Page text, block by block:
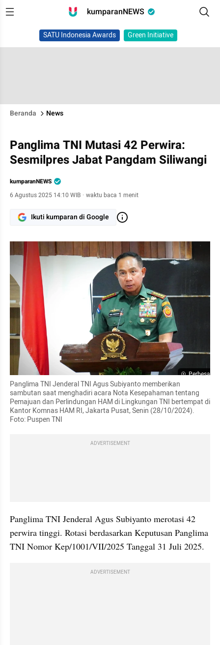
kumparanNEWS
SATU Indonesia Awards Green Initiative
Beranda News
Panglima TNI Mutasi 42 Perwira:
Sesmilpres Jabat Pangdam Siliwangi
kumparanNEWS
6 Agustus 2025 14:10 WIB · waktu baca 1 menit
Ikuti kumparan di Google
Perbesar
Panglima TNI Jenderal TNI Agus Subiyanto memberikan
sambutan saat menghadiri acara Nota Kesepahaman tentang
Pemajuan dan Perlindungan HAM di Lingkungan TNI bertempat di
Kantor Komnas HAM RI, Jakarta Pusat, Senin (28/10/2024).
Foto: Puspen TNI
ADVERTISEMENT
Panglima TNI Jenderal Agus Subiyanto merotasi 42
perwira tinggi. Rotasi berdasarkan Keputusan Panglima
TNI Nomor Kep/1001/VII/2025 Tanggal 31 Juli 2025.
ADVERTISEMENT